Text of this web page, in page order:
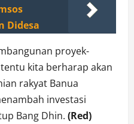
Didesa
proyek-
kita berharap akan
rakyat Banua
investasi
Bang Dhin. (Red)